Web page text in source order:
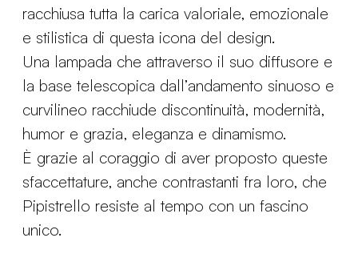
racchiusa tutta la carica valoriale, emozionale
e stilistica di questa icona del design.
Una lampada che attraverso il suo diffusore e
la base telescopica dall’andamento sinuoso e
curvilineo racchiude discontinuità, modernità,
humor e grazia, eleganza e dinamismo.
È grazie al coraggio di aver proposto queste
sfaccettature, anche contrastanti fra loro, che
Pipistrello resiste al tempo con un fascino
unico.